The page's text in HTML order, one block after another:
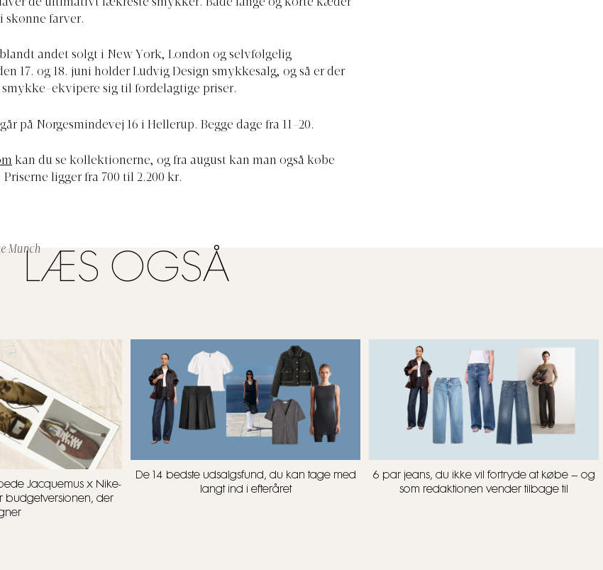
de ultimativt lækreste smykker. Både lange og korte kæder
skønne farver.
andet solgt i New York, London og selvfølgelig
17. og 18. juni holder Ludvig Design smykkesalg, og så er der
ekvipere sig til fordelagtige priser.
på Norgesmindevej 16 i Hellerup. Begge dage fra 11-20.
kan du se kollektionerne, og fra august kan man også købe
ligger fra 700 til 2.200 kr.
MunchLÆS OGSÅ
Jacquemus x Nike-
budgetversionen, der
De 14 bedste udsalgsfund, du kan tage med
langt ind i efteråret
6 par jeans, du ikke vil fortryde at købe – og
som redaktionen vender tilbage til